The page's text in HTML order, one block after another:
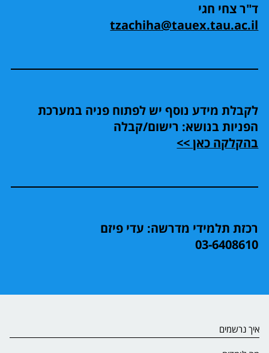
ד"ר צחי חגי
tzachiha@tauex.tau.ac.il
לקבלת מידע נוסף יש לפתוח פניה במערכת
הפניות בנושא: רישום/קבלה
בהקלקה כאן >>
רכזת תלמידי מדרשה: עדי פיזם
03-6408610
איך נרשמים